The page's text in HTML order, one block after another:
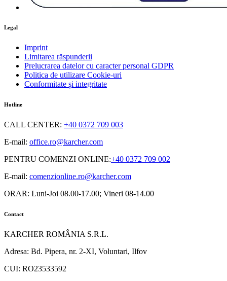
Legal
Imprint
Limitarea răspunderii
Prelucrarea datelor cu caracter personal GDPR
Politica de utilizare Cookie-uri
Conformitate și integritate
Hotline
CALL CENTER: +40 0372 709 003
E-mail: office.ro@karcher.com
PENTRU COMENZI ONLINE:+40 0372 709 002
E-mail: comenzionline.ro@karcher.com
ORAR: Luni-Joi 08.00-17.00; Vineri 08-14.00
Contact
KARCHER ROMÂNIA S.R.L.
Adresa: Bd. Pipera, nr. 2-XI, Voluntari, Ilfov
CUI: RO23533592